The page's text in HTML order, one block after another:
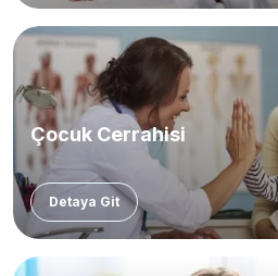
Çocuk Cerrahisi
Detaya Git